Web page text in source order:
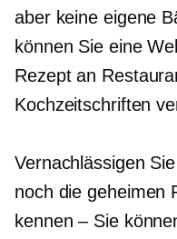
aber keine eigene
können Sie eine
Rezept an
Kochzeitschriften
Vernachlässigen
noch die geheimen
kennen – Sie